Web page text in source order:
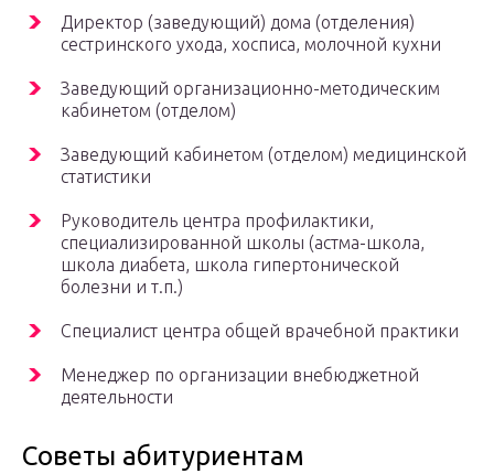
Директор (заведующий) дома (отделения)
сестринского ухода, хосписа, молочной кухни
Заведующий организационно-методическим
кабинетом (отделом)
Заведующий кабинетом (отделом) медицинской
статистики
Руководитель центра профилактики,
специализированной школы (астма-школа,
школа диабета, школа гипертонической
болезни и т.п.)
Специалист центра общей врачебной практики
Менеджер по организации внебюджетной
деятельности
Советы абитуриентам